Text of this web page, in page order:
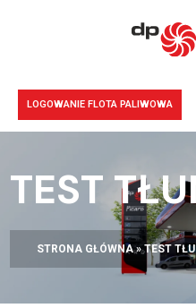
LOGOWANIE FLOTA PALIWOWA
TEST
STRONA GŁÓWNA»TEST